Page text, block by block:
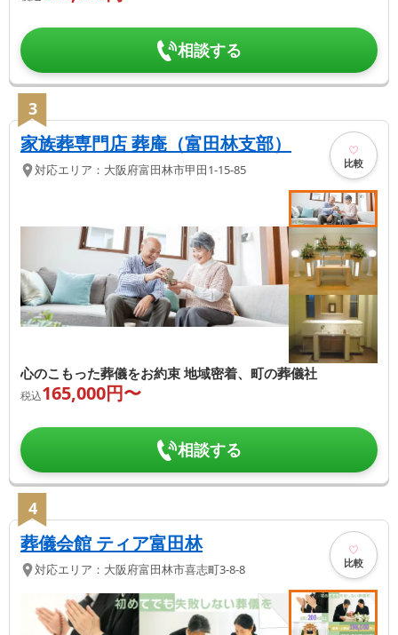
相談する
3
家族葬専門店 葬庵（富田林支部）
対応エリア： 大阪府富田林市甲田1-15-85 比較
心のこもった葬儀をお約束 地域密着、町の葬儀社
税込165,000円〜
相談する
4
葬儀会館 ティア富田林
対応エリア： 大阪府富田林市喜志町3-8-8 比較